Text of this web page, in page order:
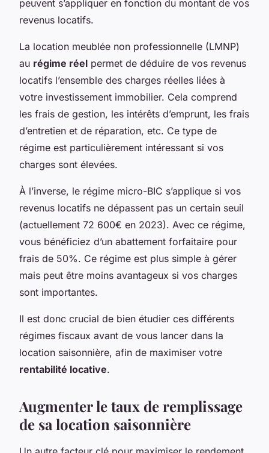
peuvent s’appliquer en fonction du montant de vos
revenus locatifs.
La location meublée non professionnelle (LMNP)
au régime réel permet de déduire de vos revenus
locatifs l’ensemble des charges réelles liées à
votre investissement immobilier. Cela comprend
les frais de gestion, les intérêts d’emprunt, les frais
d’entretien et de réparation, etc. Ce type de
régime est particulièrement intéressant si vos
charges sont élevées.
À l’inverse, le régime micro-BIC s’applique si vos
revenus locatifs ne dépassent pas un certain seuil
(actuellement 72 600€ en 2023). Avec ce régime,
vous bénéficiez d’un abattement forfaitaire pour
frais de 50%. Ce régime est plus simple à gérer
mais peut être moins avantageux si vos charges
sont importantes.
Il est donc crucial de bien étudier ces différents
régimes fiscaux avant de vous lancer dans la
location saisonnière, afin de maximiser votre
rentabilité locative.
Augmenter le taux de remplissage
de sa location saisonnière